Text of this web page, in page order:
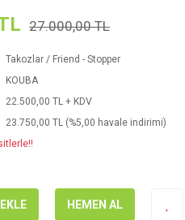
27.000,00 TL
Takozlar / Friend - Stopper
KOUBA
22.500,00 TL + KDV
23.750,00 TL (%5,00 havale indirimi)
HEMEN AL